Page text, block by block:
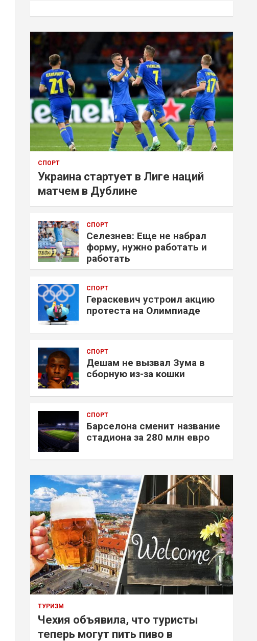
СПОРТ
Украина стартует в Лиге наций
матчем в Дублине
СПОРТ
Селезнев: Еще не набрал
форму, нужно работать и
работать
СПОРТ
Гераскевич устроил акцию
протеста на Олимпиаде
СПОРТ
Дешам не вызвал Зума в
сборную из-за кошки
СПОРТ
Барселона сменит название
стадиона за 280 млн евро
ТУРИЗМ
Чехия объявила, что туристы
теперь могут пить пиво в